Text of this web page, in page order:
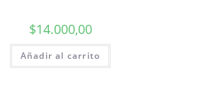
$14.000,00
Añadir al carrito